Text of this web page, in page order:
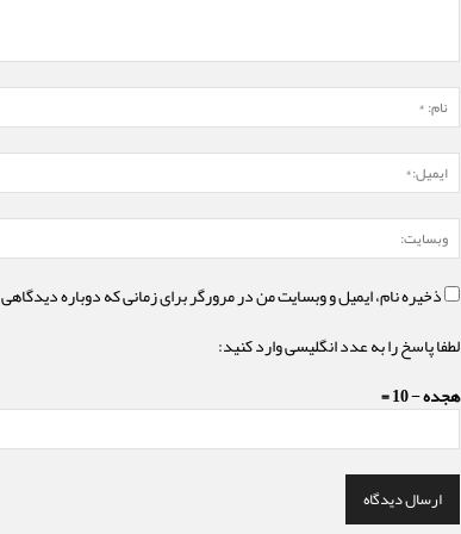
ذخیره نام، ایمیل و وبسایت من در مرورگر برای زمانی که دوباره
لطفا پاسخ را به عدد انگلیسی وارد کنید:
هجده − 10 =